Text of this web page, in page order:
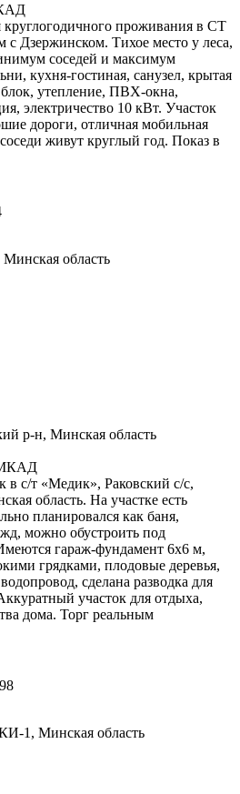
проживания в СТ
Дзержинском. Тихое место у леса,
соседей и максимум
кухня-гостиная, санузел, крытая
блок, утепление, ПВХ-окна,
электричество 10 кВт. Участок
дороги, отличная мобильная
живут круглый год. Показ в
область
р-н, Минская область
в с/т «Медик», Раковский с/с,
область. На участке есть
планировался как баня,
можно обустроить под
гараж-фундамент 6х6 м,
грядками, плодовые деревья,
сделана разводка для
участок для отдыха,
дома. Торг реальным
1, Минская область